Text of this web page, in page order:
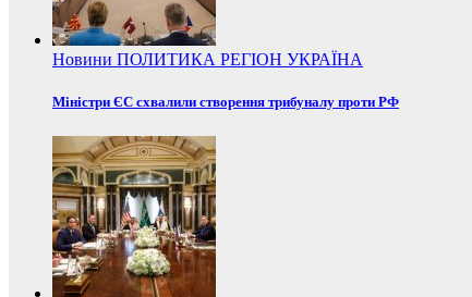
Новини ПОЛИТИКА РЕГІОН УКРАЇНА
Міністри ЄС схвалили створення трибуналу проти РФ